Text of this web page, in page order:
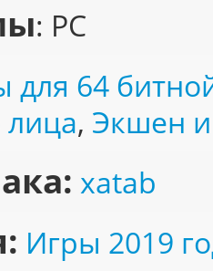
: PC
для 64
лица, Экшен
xatab
Игры 2019